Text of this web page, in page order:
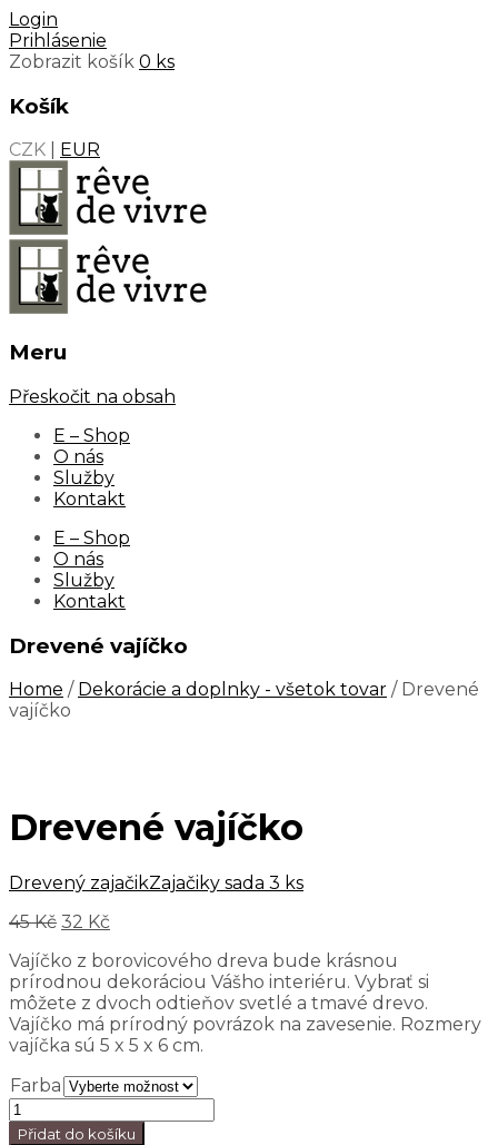
Login
Prihlásenie
Zobrazit košík 0 ks
Košík
CZK EUR
Meru
Přeskočit na obsah
E – Shop
O nás
Služby
Kontakt
E – Shop
O nás
Služby
Kontakt
Drevené vajíčko
Home / Dekorácie a doplnky - všetok tovar / Drevené
vajíčko
Drevené vajíčko
Drevený zajačikZajačiky sada 3 ks
45Kč 32 Kč
Vajíčko z borovicového dreva bude krásnou
prírodnou dekoráciou Vášho interiéru. Vybrať si
môžete z dvoch odtieňov svetlé a tmavé drevo.
Vajíčko má prírodný povrázok na zavesenie. Rozmery
vajíčka sú 5 x 5 x 6 cm.
Farba
Přidat do košíku